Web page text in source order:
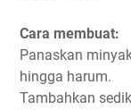
Cara membuat:
Panaskan
hingga harum.
Tambahkan